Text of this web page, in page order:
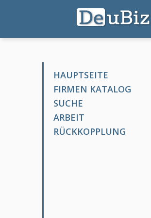
HAUPTSEITE
FIRMEN KATALOG
SUCHE
ARBEIT
RÜCKKOPPLUNG